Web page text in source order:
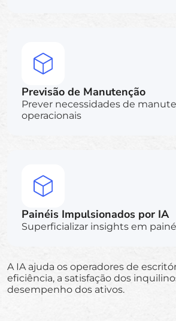
Previsão de Manutenção
Prever necessidades de
operacionais
Painéis Impulsionados por IA
Superficializar insights em
A IA ajuda os operadores de
eficiência, a satisfação dos
desempenho dos ativos.